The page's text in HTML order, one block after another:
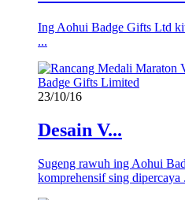
Ing Aohui Badge Gifts Ltd
...
23/10/16
Desain V...
Sugeng rawuh ing Aohui
komprehensif sing dipercaya